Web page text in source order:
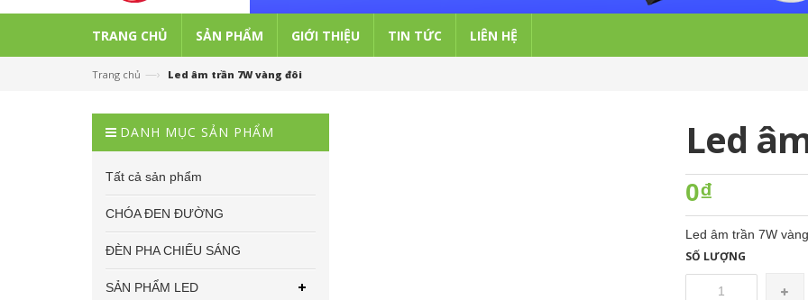
TRANG CHỦ SẢN PHẨM GIỚI THIỆU TIN TỨC LIÊN HỆ
Trang chủ —› Led âm trần 7W vàng đôi
Led
0₫
Led âm trần 7W
SỐ LƯỢNG
DANH MỤC SẢN PHẨM
Tất cả sản phẩm
CHÓA ĐEN ĐƯỜNG
ĐÈN PHA CHIẾU SÁNG
SẢN PHẨM LED